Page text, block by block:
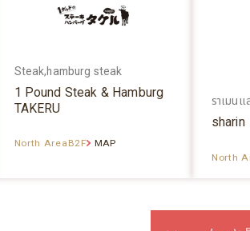
Steak,hamburg steak
1 Pound Steak & Hamburg
TAKERU
North AreaB2F MAP
ราเมนแ
sharin
North